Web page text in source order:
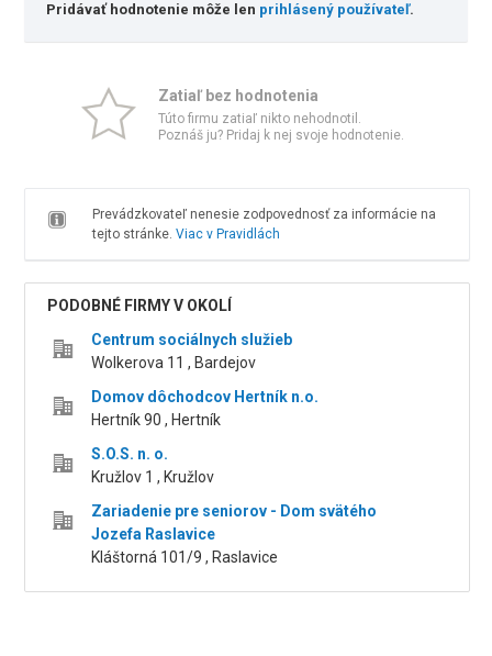
Pridávať hodnotenie môže len prihlásený používateľ.
Zatiaľ bez hodnotenia
Túto firmu zatiaľ nikto nehodnotil.
Poznáš ju? Pridaj k nej svoje hodnotenie.
Prevádzkovateľ nenesie zodpovednosť za informácie na
tejto stránke. Viac v Pravidlách
PODOBNÉ FIRMY V OKOLÍ
Centrum sociálnych služieb
Wolkerova 11 , Bardejov
Domov dôchodcov Hertník n.o.
Hertník 90 , Hertník
S.O.S. n. o.
Kružlov 1 , Kružlov
Zariadenie pre seniorov - Dom svätého
Jozefa Raslavice
Kláštorná 101/9 , Raslavice